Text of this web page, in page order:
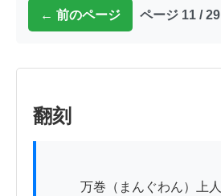
← 前のページ ページ 11 / 29
翻刻